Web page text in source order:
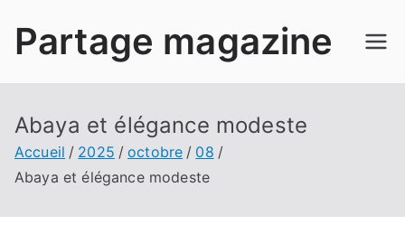
Partage magazine
Abaya et élégance modeste
Accueil 2025 octobre
08
Abaya et élégance modeste